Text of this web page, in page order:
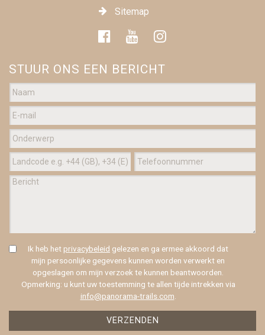
Sitemap
STUUR ONS EEN BERICHT
Ik heb het privacybeleid gelezen en ga ermee akkoord dat
mijn persoonlijke gegevens kunnen worden verwerkt en
opgeslagen om mijn verzoek te kunnen beantwoorden.
Opmerking: u kunt uw toestemming te allen tijde intrekken via
info@panorama-trails.com.
VERZENDEN